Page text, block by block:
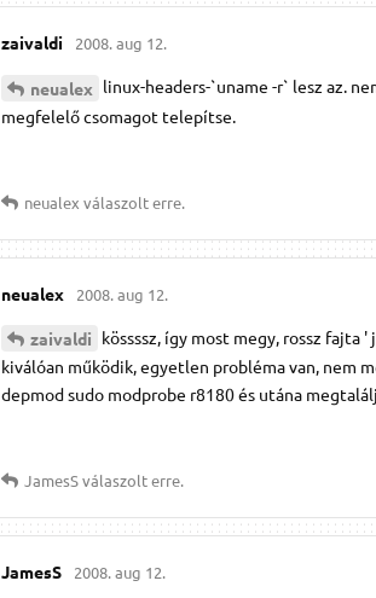
zaivaldi 2008. aug 12.
neualex linux-headers-`uname -r` lesz az.
megfelelő csomagot telepítse.
neualex válaszolt erre.
neualex 2008. aug 12.
zaivaldi kössssz, így most megy, rossz fajta
kiválóan működik, egyetlen probléma van, nem
depmod sudo modprobe r8180 és utána
JamesSválaszolt erre.
JamesS 2008. aug 12.